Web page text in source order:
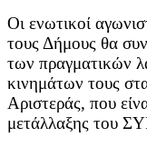
Οι ενωτικοί
τους Δήμους θα
των πραγματικών
κινημάτων τους
Αριστεράς, που
μετάλλαξης του